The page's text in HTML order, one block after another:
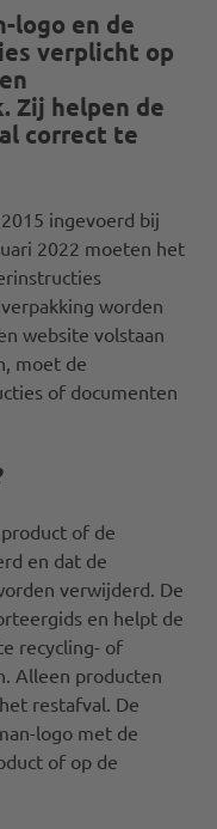
logo en de
verplicht op
Zij helpen de
correct te
ingevoerd bij
2022 moeten het
worden
website volstaan
moet de
of documenten
of de
en dat de
verwijderd. De
en helpt de
recycling- of
Alleen producten
restafval. De
logo met de
of op de